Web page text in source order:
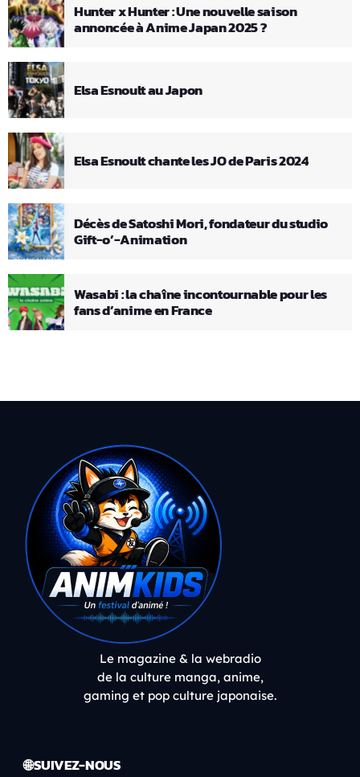
Hunter x Hunter : Une nouvelle saison
annoncée à Anime Japan 2025 ?
Elsa Esnoult au Japon
Elsa Esnoult chante les JO de Paris 2024
Décès de Satoshi Mori, fondateur du studio
Gift-o’-Animation
Wasabi : la chaîne incontournable pour les
fans d’anime en France
Le magazine & la webradio
de la culture manga, anime,
gaming et pop culture japonaise.
🌐 SUIVEZ-NOUS